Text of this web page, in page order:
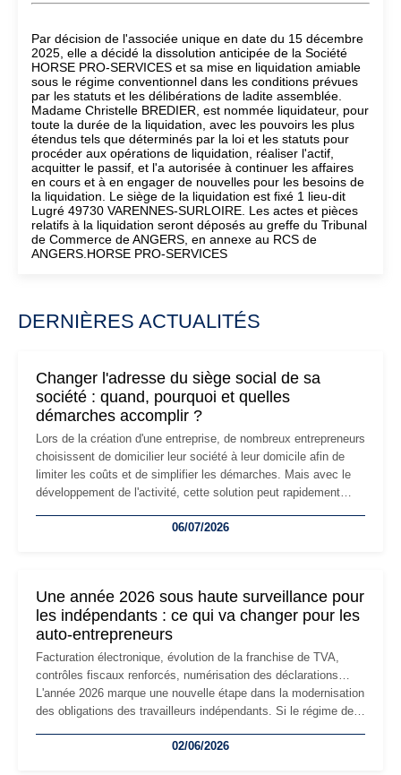
Par décision de l'associée unique en date du 15 décembre
2025, elle a décidé la dissolution anticipée de la Société
HORSE PRO-SERVICES et sa mise en liquidation amiable
sous le régime conventionnel dans les conditions prévues
par les statuts et les délibérations de ladite assemblée.
Madame Christelle BREDIER, est nommée liquidateur, pour
toute la durée de la liquidation, avec les pouvoirs les plus
étendus tels que déterminés par la loi et les statuts pour
procéder aux opérations de liquidation, réaliser l'actif,
acquitter le passif, et l'a autorisée à continuer les affaires
en cours et à en engager de nouvelles pour les besoins de
la liquidation. Le siège de la liquidation est fixé 1 lieu-dit
Lugré 49730 VARENNES-SURLOIRE. Les actes et pièces
relatifs à la liquidation seront déposés au greffe du Tribunal
de Commerce de ANGERS, en annexe au RCS de
ANGERS.HORSE PRO-SERVICES
DERNIÈRES ACTUALITÉS
Changer l'adresse du siège social de sa
société : quand, pourquoi et quelles
démarches accomplir ?
Lors de la création d'une entreprise, de nombreux entrepreneurs
choisissent de domicilier leur société à leur domicile afin de
limiter les coûts et de simplifier les démarches. Mais avec le
développement de l'activité, cette solution peut rapidement
professionnels, recrutement, image de marque… Le
06/07/2026
Une année 2026 sous haute surveillance pour
les indépendants : ce qui va changer pour les
auto-entrepreneurs
Facturation électronique, évolution de la franchise de TVA,
contrôles fiscaux renforcés, numérisation des déclarations…
L'année 2026 marque une nouvelle étape dans la modernisation
des obligations des travailleurs indépendants. Si le régime de
les auto-entrepreneurs devront s'adapter à un environnement
02/06/2026